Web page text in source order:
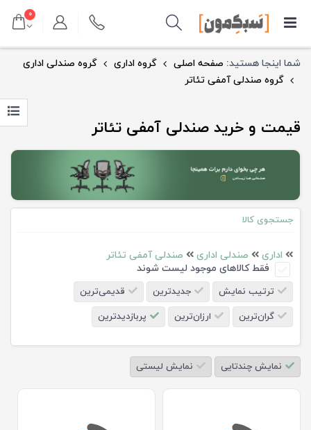
۰
شما اینجا هستید: صفحه اصلی گروه اداری
گروه صندلی اداری
گروه صندلی آمفی تئاتر
قیمت و خرید صندلی آمفی تئاتر
جستجوی کالا
اداری صندلی اداری
صندلی آمفی تئاتر
فقط کالاهای موجود لیست شوند
ترتیب نمایش جدیدترین
قدیمی‌ترین
گران‌ترین
ارزان‌ترین پربازدیدترین
نمایش چندتایی نمایش لیستی